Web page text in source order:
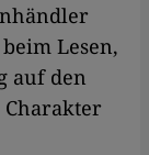
Lesen,
auf den